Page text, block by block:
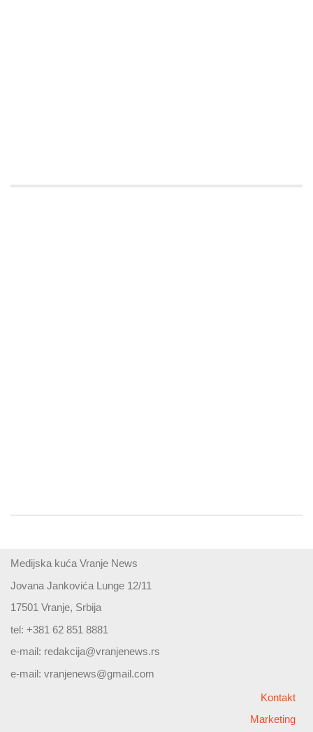
Medijska kuća Vranje News
Jovana Jankovića Lunge 12/11
17501 Vranje, Srbija
tel: +381 62 851 8881
e-mail: redakcija@vranjenews.rs
e-mail: vranjenews@gmail.com
Kontakt
Marketing